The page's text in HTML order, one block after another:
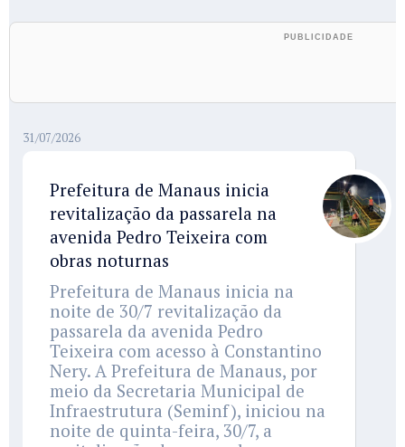
31/07/2026
Prefeitura de Manaus inicia
revitalização da passarela na
avenida Pedro Teixeira com
obras noturnas
Prefeitura de Manaus inicia na
noite de 30/7 revitalização da
passarela da avenida Pedro
Teixeira com acesso à Constantino
Nery. A Prefeitura de Manaus, por
meio da Secretaria Municipal de
Infraestrutura (Seminf), iniciou na
noite de quinta-feira, 30/7, a